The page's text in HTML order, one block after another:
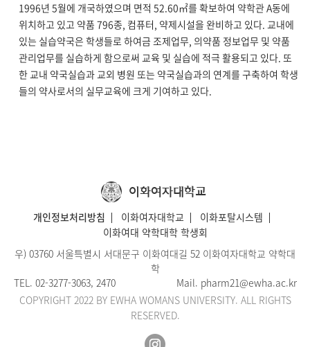
1996년 5월에 개국하였으며 면적 52.60㎡를 확보하여 약학관 A동에
위치하고 있고 약품 796종, 컴퓨터, 약제시설을 완비하고 있다. 교내에
있는 실습약국은 학생들로 하여금 조제업무, 의약품 정보업무 및 약품
관리업무를 실습하게 함으로써 교육 및 실습에 적극 활용되고 있다. 또
한 교내 약국실습과 교외 병원 또는 약국실습과의 연계를 구축하여 학생
들의 약사로서의 실무교육에 크게 기여하고 있다.
이화여자대학교
개인정보처리방침 이화여자대학교
이화포탈시스템
이화여대 약학대학 학생회
우) 03760 서울특별시 서대문구 이화여대길 52 이화여자대학교 약학대
학
TEL. 02-3277-3063, 2470Mail. pharm21@ewha.ac.kr
COPYRIGHT 2022 BY EWHA WOMANS UNIVERSITY. ALL RIGHTS
RESERVED.